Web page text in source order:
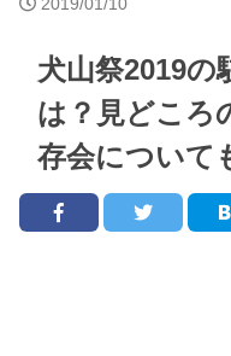
犬山祭2019の
は？見どころ
存会について